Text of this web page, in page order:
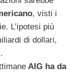
, visti i
L’ipotesi più
di dollari,
AIG ha da